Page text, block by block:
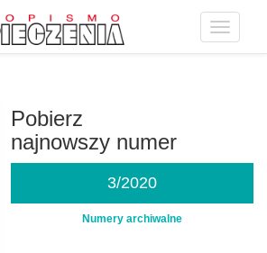
Toggle
Pobierz
najnowszy numer
3/2020
Numery archiwalne